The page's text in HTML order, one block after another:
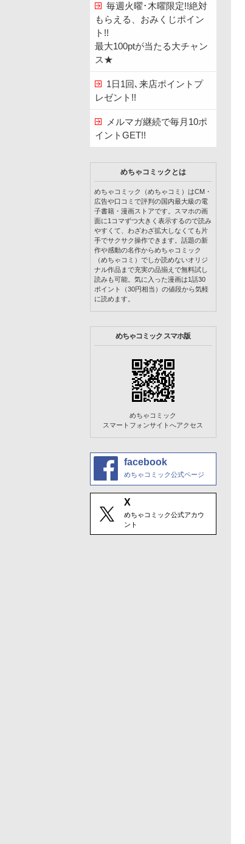
毎週火曜･木曜限定!!絶対
もらえる、おみくじポイン
ト!!
最大100ptが当たる大チャン
ス★
1日1回､来店ポイントプ
レゼント!!
メルマガ継続で毎月10ポ
イントGET!!
めちゃコミックとは
めちゃコミック（めちゃコミ）はCM・
広告や口コミで評判の国内最大級の電
子書籍・漫画ストアです。スマホの画
面に1コマずつ大きく表示するので読み
やすくて、わざわざ拡大しなくても片
手でサクサク操作できます。話題の新
作や感動の名作からめちゃコミック
（めちゃコミ）でしか読めないオリジ
ナル作品まで充実の品揃えで無料試し
読みも可能。気に入った漫画は1話30
ポイント（30円相当）の値段から気軽
に読めます。
めちゃコミック スマホ版
めちゃコミック
スマートフォンサイトへアクセス
facebook
めちゃコミック公式ページ
X
めちゃコミック公式アカウ
ント